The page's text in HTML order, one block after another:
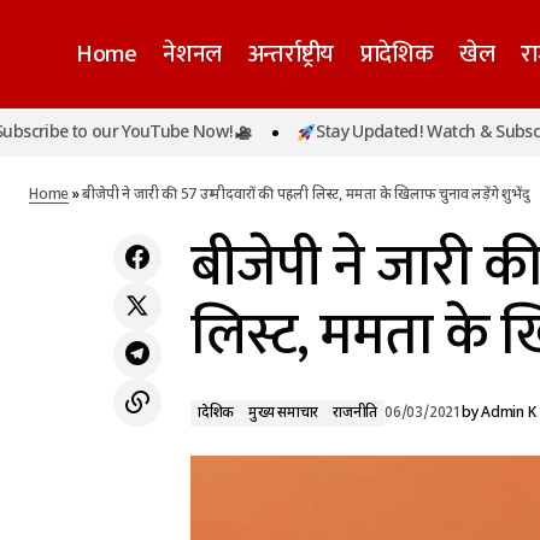
Home नेशनल अन्तर्राष्ट्रीय प्रादेशिक खेल
लेना है बारिश का मज़ा, जाइए इन रोमांटिक जगह पर!
प्रादेशिक
मुख्य समाचार
to our YouTube Now! Stay Updated! Watch & Subscribe to
Home»बीजेपी ने जारी की 57 उम्मीदवारों की पहली लिस्ट, ममता के खिलाफ चुनाव लड़ेंगे शुभेंदु
बीजेपी ने जारी
लिस्ट, ममता के
प्रादेशिक मुख्य समाचार राजनीति 06/03/2021byAdmin K